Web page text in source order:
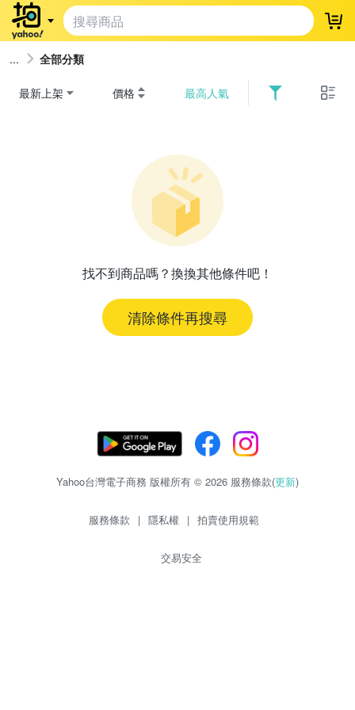
登
全部分類
最新上架 價格 最高人氣
找不到商品嗎？換換其他條件吧！
清除條件再搜尋
Yahoo台灣電子商務 版權所有 © 2026 服務條款(更新)
服務條款 | 隱私權 | 拍賣使用規範
交易安全